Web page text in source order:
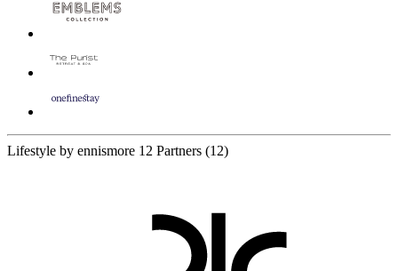
Lifestyle by ennismore 12 Partners (12)